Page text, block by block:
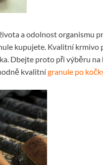
a odolnost organismu
kupujete. Kvalitní krmivo
Dbejte proto při výběru
kvalitnígranule po